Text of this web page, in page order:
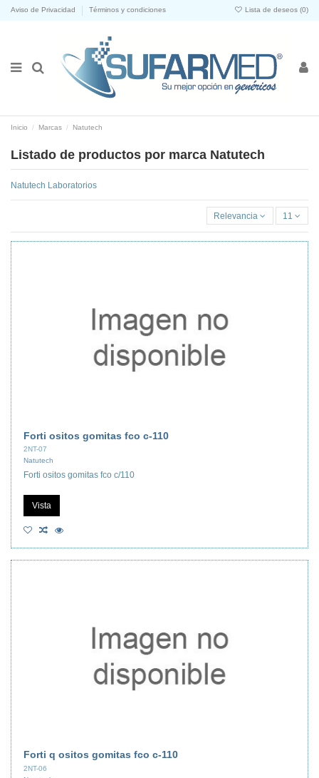
Aviso de Privacidad Términos y condiciones Lista de deseos (0)
Inicio Marcas Natutech
Listado de productos por marca Natutech
Natutech Laboratorios
Relevancia 11
Forti ositos gomitas fco c-110
2NT-07
Natutech
Forti ositos gomitas fco c/110
Vista
Forti q ositos gomitas fco c-110
2NT-06